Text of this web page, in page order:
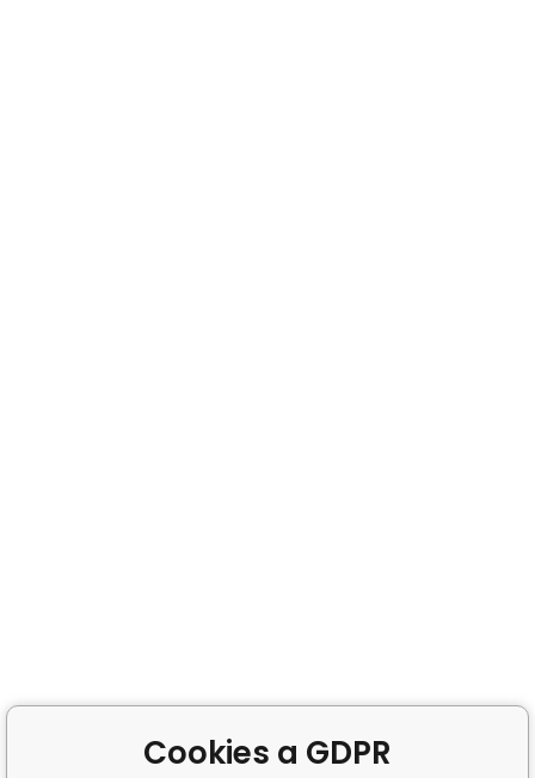
Cookies a GDPR